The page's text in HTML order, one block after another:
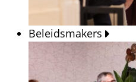
Beleidsmakers